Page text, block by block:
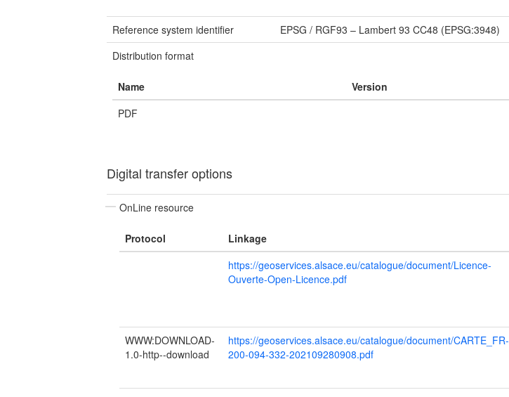
Reference system identifier EPSG / RGF93 – Lambert 93 CC48 (EPSG:3948)
Distribution format
Name
Version
PDF
Digital transfer options
OnLine resource
Protocol Linkage
https://geoservices.alsace.eu/catalogue/document/Licence-
Ouverte-Open-Licence.pdf
WWW:DOWNLOAD-
1.0-http--download
https://geoservices.alsace.eu/catalogue/document/CARTE_FR-
200-094-332-202109280908.pdf